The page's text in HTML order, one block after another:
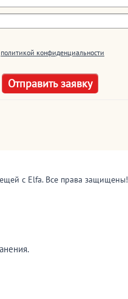
политикой конфиденциальности
с Elfa. Все права защищены!